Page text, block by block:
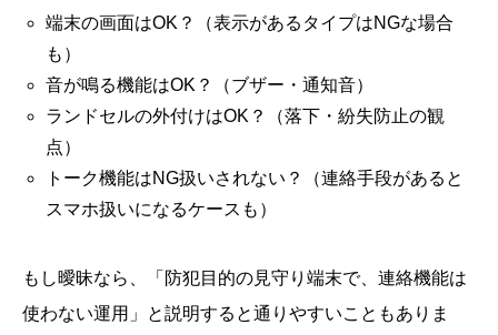
端末の画面はOK？（表示があるタイプはNGな場合
も）
音が鳴る機能はOK？（ブザー・通知音）
ランドセルの外付けはOK？（落下・紛失防止の観
点）
トーク機能はNG扱いされない？（連絡手段があると
スマホ扱いになるケースも）
もし曖昧なら、「防犯目的の見守り端末で、連絡機能は
使わない運用」と説明すると通りやすいこともありま